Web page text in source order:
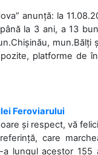
anunță: la
la 3 ani, a 13
mun.Bălți
platforme de
Feroviarului
și respect, vă
care
lungul acestor